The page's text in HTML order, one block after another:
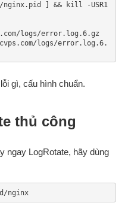
logs/error.log.6.gz
logs/error.log.6.
gì, cấu hình chuẩn.
thủ công
ngay LogRotate, hãy dùng
nginx